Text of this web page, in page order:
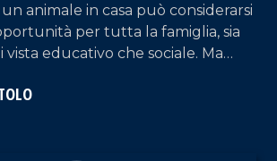
animale in casa può considerarsi
per tutta la famiglia, sia
educativo che sociale. Ma
da compagnia migliora il